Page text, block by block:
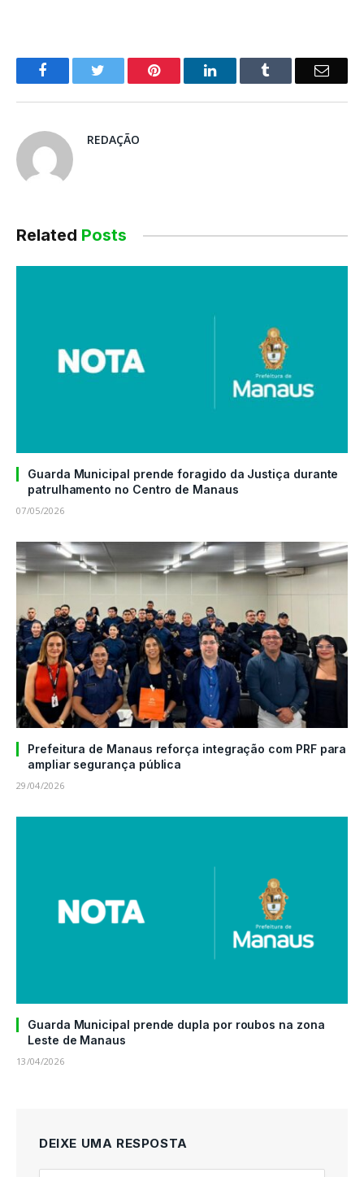
o
Pinterest LinkedIn
E-
REDAÇÃO
Related Posts
Guarda Municipal prende foragido da Justiça durante
patrulhamento no Centro de Manaus
07/05/2026
Prefeitura de Manaus reforça integração com PRF para
ampliar segurança pública
29/04/2026
Guarda Municipal prende dupla por roubos na zona
Leste de Manaus
13/04/2026
DEIXE UMA RESPOSTA